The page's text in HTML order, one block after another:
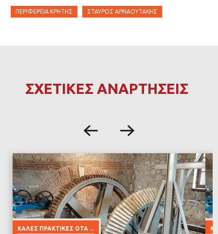
ΠΕΡΙΦΈΡΕΙΑ ΚΡΉΤΗΣ ΣΤΑΎΡΟΣ ΑΡΝΑΟΥΤΆΚΗΣ
ΣΧΕΤΙΚΕΣ ΑΝΑΡΤΗΣΕΙΣ
ΚΑΛΈΣ ΠΡΑΚΤΙΚΈΣ ΟΤΑ ...